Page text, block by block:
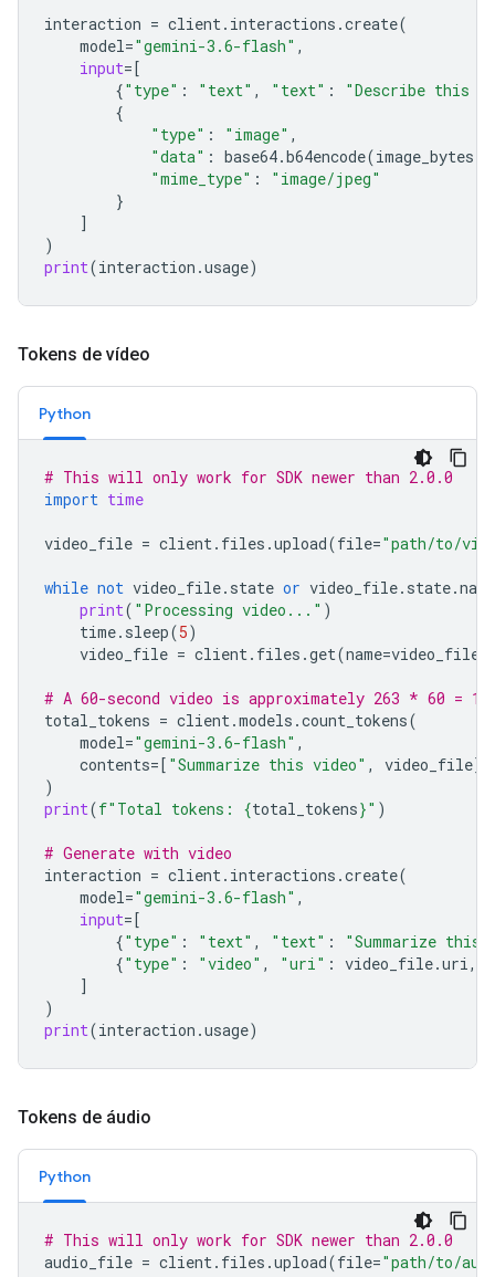
interaction = client. interactions .create(
model="gemini-3.6-flash" ,
input=[
{"type" : "text" , "text" :
"Describe this
{
"type" : "image" ,
"data" : base64.b64encode(image_bytes
"mime_type" :
"image/jpeg"
}
]
)
print(interaction .usage)
Tokens de vídeo
Python
# This will only work for SDK newer than 2.0.0
import time
video_file = client. files .upload(file="path/to/
while not video_file. state or video_file. state.name
print( "Processing video..." )
time. sleep(5)
video_file = client. files .get(name=video_file
# A 60-second video is approximately 263 * 60 =
total_tokens = client.models .count_tokens(
model="gemini-3.6-flash" ,
contents=[ "Summarize this video" , video_file]
)
print(f"Total tokens: {total_tokens}" )
# Generate with video
interaction = client. interactions .create(
model="gemini-3.6-flash" ,
input=[
{"type" : "text" , "text" :
"Summarize this
{"type" : "video" , "uri" : video_file.uri,
]
)
print(interaction .usage)
Tokens de áudio
Python
# This will only work for SDK newer than 2.0.0
audio_file = client. files .upload(file="path/to/